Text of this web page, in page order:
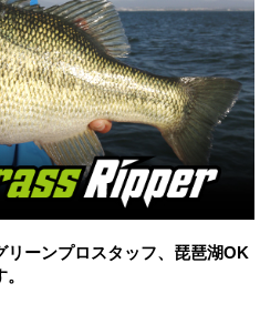
ーンプロスタッフ、琵琶湖OK